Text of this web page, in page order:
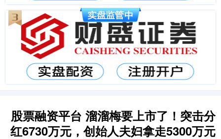
股票融资平台 溜溜梅要上市了！突击分
红6730万元，创始人夫妇拿走5300万元